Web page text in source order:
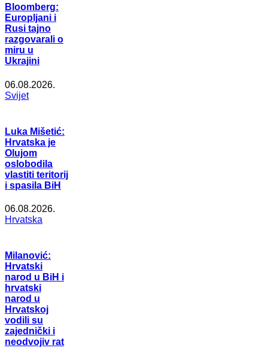
Bloomberg:
Europljani i
Rusi tajno
razgovarali o
miru u
Ukrajini
06.08.2026.
Svijet
Luka Mišetić:
Hrvatska je
Olujom
oslobodila
vlastiti teritorij
i spasila BiH
06.08.2026.
Hrvatska
Milanović:
Hrvatski
narod u BiH i
hrvatski
narod u
Hrvatskoj
vodili su
zajednički i
neodvojiv rat